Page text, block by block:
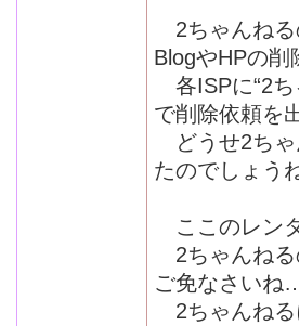
2ちゃんねる
BlogやHPの
各ISPに“2ち
で削除依頼を
どうせ2ちゃ
たのでしょう
ここのレン
2ちゃんねる
ご免なさいね
2ちゃんねる